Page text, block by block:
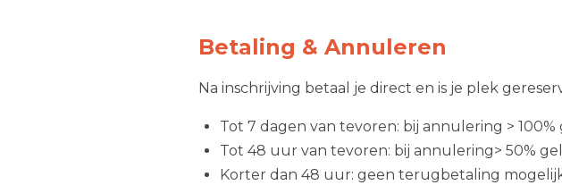
Betaling & Annuleren
Na inschrijving betaal je direct en is je plek
Tot 7 dagen van tevoren: bij annulering >
Tot 48 uur van tevoren: bij annulering> 50%
Korter dan 48 uur: geen terugbetaling